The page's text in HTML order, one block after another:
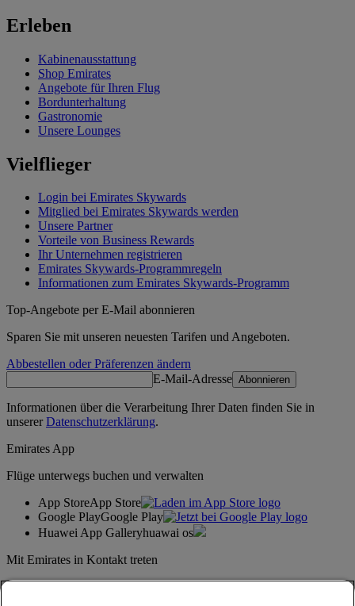
Erleben
Kabinenausstattung
Shop Emirates
Angebote für Ihren Flug
Bordunterhaltung
Gastronomie
Unsere Lounges
Vielflieger
Login bei Emirates Skywards
Mitglied bei Emirates Skywards werden
Unsere Partner
Vorteile von Business Rewards
Ihr Unternehmen registrieren
Emirates Skywards-Programmregeln
Informationen zum Emirates Skywards-Programm
Top-Angebote per E-Mail abonnieren
Sparen Sie mit unseren neuesten Tarifen und Angeboten.
Abbestellen oder Präferenzen ändern
E-Mail-Adresse Abonnieren
Informationen über die Verarbeitung Ihrer Daten finden Sie in
unsererDatenschutzerklärung.
Emirates App
Flüge unterwegs buchen und verwalten
App StoreApp Store
Google PlayGoogle Play
Huawei App Galleryhuawai os
Mit Emirates in Kontakt treten